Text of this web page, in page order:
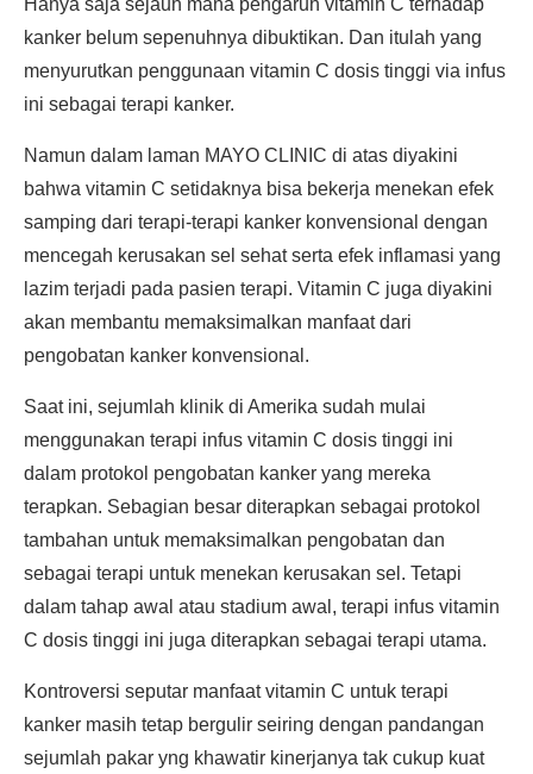
Hanya saja sejauh mana pengaruh vitamin C terhadap
kanker belum sepenuhnya dibuktikan. Dan itulah yang
menyurutkan penggunaan vitamin C dosis tinggi via infus
ini sebagai terapi kanker.
Namun dalam laman MAYO CLINIC di atas diyakini
bahwa vitamin C setidaknya bisa bekerja menekan efek
samping dari terapi-terapi kanker konvensional dengan
mencegah kerusakan sel sehat serta efek inflamasi yang
lazim terjadi pada pasien terapi. Vitamin C juga diyakini
akan membantu memaksimalkan manfaat dari
pengobatan kanker konvensional.
Saat ini, sejumlah klinik di Amerika sudah mulai
menggunakan terapi infus vitamin C dosis tinggi ini
dalam protokol pengobatan kanker yang mereka
terapkan. Sebagian besar diterapkan sebagai protokol
tambahan untuk memaksimalkan pengobatan dan
sebagai terapi untuk menekan kerusakan sel. Tetapi
dalam tahap awal atau stadium awal, terapi infus vitamin
C dosis tinggi ini juga diterapkan sebagai terapi utama.
Kontroversi seputar manfaat vitamin C untuk terapi
kanker masih tetap bergulir seiring dengan pandangan
sejumlah pakar yng khawatir kinerjanya tak cukup kuat